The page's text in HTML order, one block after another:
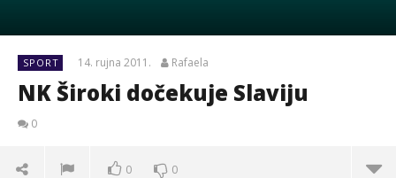
SPORT 14. rujna 2011. Rafaela
NK Široki dočekuje Slaviju
0
0 0